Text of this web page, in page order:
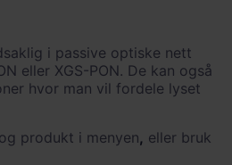
i passive optiske nett
eller XGS-PON. De kan også
hvor man vil fordele lyset
produkt i menyen, eller bruk